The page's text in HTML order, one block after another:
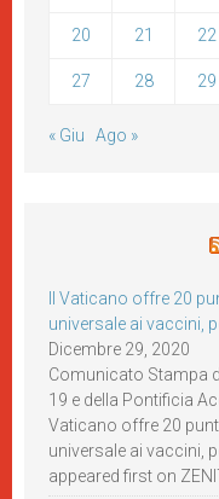
20 21 22
27 28 29
« Giu Ago »
Il Vaticano offre 20
universale ai vaccini,
Dicembre 29, 2020
Comunicato Stampa
19 e della Pontificia
Vaticano offre 20
universale ai vaccini,
appeared first on